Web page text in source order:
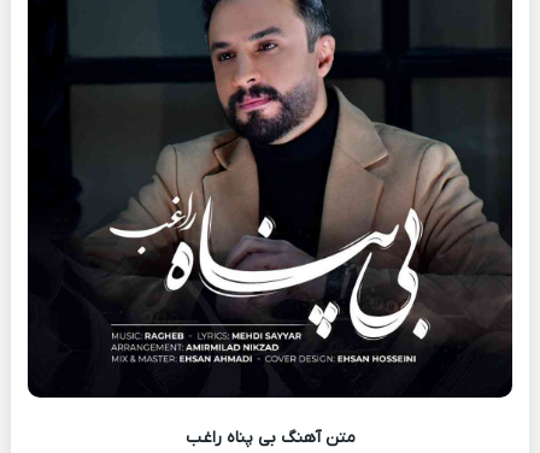
متن آهنگ بی پناه راغب